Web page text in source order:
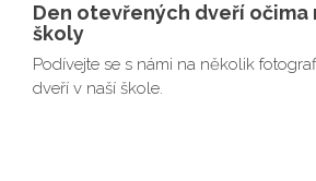
Den otevřených dveří očima
školy
Podívejte se s námi na několik
dveří v naší škole.